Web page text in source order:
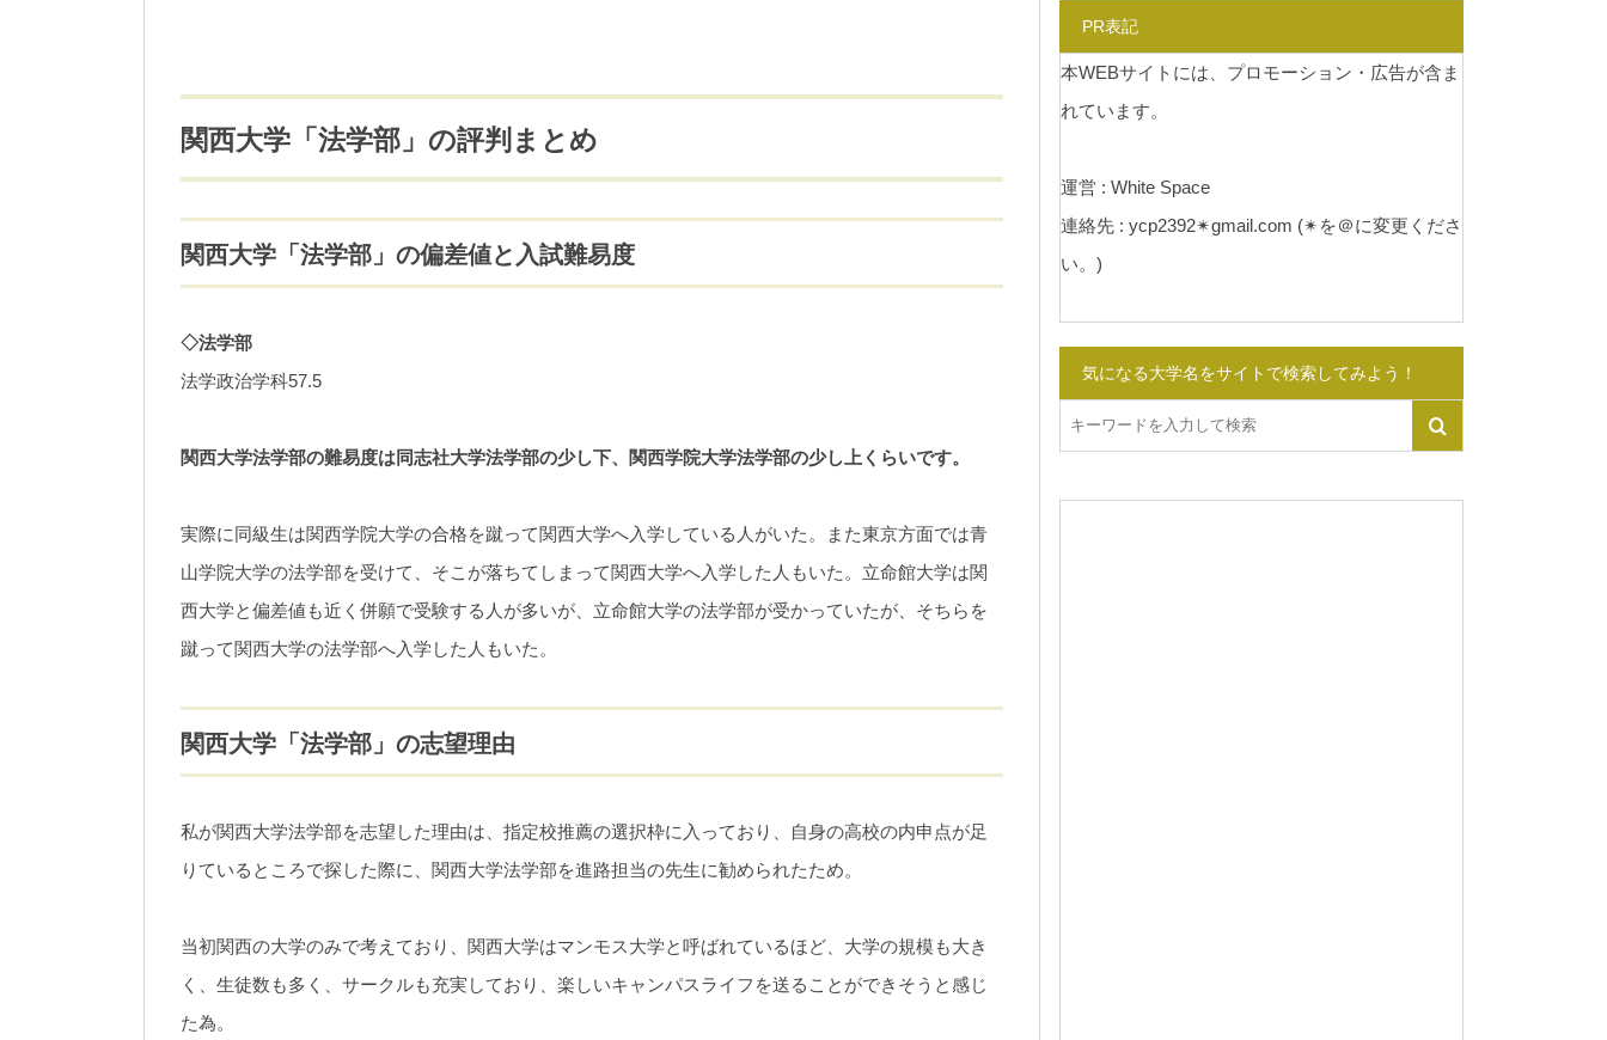
関西大学「法学部」の評判まとめ
関西大学「法学部」の偏差値と入試難易度
◇法学部
法学政治学科57.5
関西大学法学部の難易度は同志社大学法学部の少し下、関西学院大学法学部の少し上くらいです。
実際に同級生は関西学院大学の合格を蹴って関西大学へ入学している人がいた。また東京方面では青
山学院大学の法学部を受けて、そこが落ちてしまって関西大学へ入学した人もいた。立命館大学は関
西大学と偏差値も近く併願で受験する人が多いが、立命館大学の法学部が受かっていたが、そちらを
蹴って関西大学の法学部へ入学した人もいた。
関西大学「法学部」の志望理由
私が関西大学法学部を志望した理由は、指定校推薦の選択枠に入っており、自身の高校の内申点が足
りているところで探した際に、関西大学法学部を進路担当の先生に勧められたため。
当初関西の大学のみで考えており、関西大学はマンモス大学と呼ばれているほど、大学の規模も大き
く、生徒数も多く、サークルも充実しており、楽しいキャンパスライフを送ることができそうと感じ
た為。
PR表記
本WEBサイトには、プロモーション・広告が含ま
れています。
運営 : White Space
連絡先 : ycp2392✴︎gmail.com (✴︎を＠に変更くださ
い。)
気になる大学名をサイトで検索してみよう！